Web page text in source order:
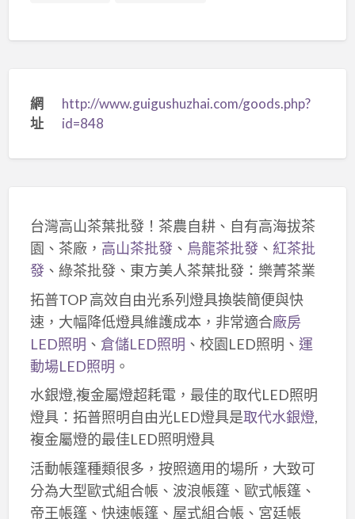
網
址
http://www.guigushuzhai.com/goods.php?
id=848
台灣高山茶葉批發！茶農自耕、自有高海拔茶
園、茶廠， 高山茶批發、 烏龍茶批發、 紅茶批
發、綠茶批發、東方美人茶葉批發：樂菁茶業
拓普TOP 高效自由光系列燈具換裝簡便與快
速，大幅降低燈具維護成本，非常適合廠房
LED照明 、 倉儲LED照明 、校園LED照明、 運
動場LED照明 。
水銀燈,複金屬燈超耗電，最佳的取代LED照明
燈具：拓普照明自由光LED燈具是取代水銀燈,
複金屬燈的最佳LED照明燈具
活動帳篷種類很多，按照適用的場所，大致可
分為大型歐式組合帳、波浪帳篷、歐式帳篷、
帝王帳篷、快速帳篷、屋式組合帳、宮廷帳